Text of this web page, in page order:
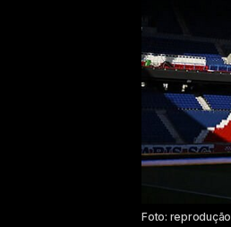
Foto: reprodução